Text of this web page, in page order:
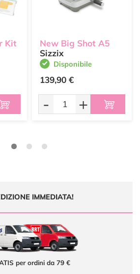
Kit
New Big Shot A5
Sizzix
Disponibile
139,90 €
- +
IMMEDIATA!
per ordini da 79 €